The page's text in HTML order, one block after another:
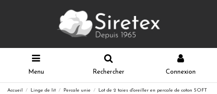
Menu Rechercher Connexion
Accueil Linge de lit Percale unie
Lot de 2 taies d'oreiller en percale de coton SOFT